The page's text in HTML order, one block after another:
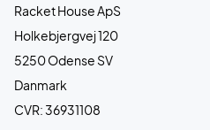
Racket House ApS
Holkebjergvej 120
5250 Odense SV
Danmark
CVR: 36931108